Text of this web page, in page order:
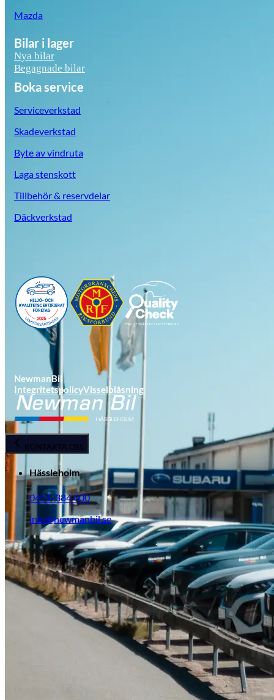
Opel
Serviceverkstad
Mazda
Bilar i lager
Nya bilar
Begagnade bilar
Boka service
Serviceverkstad
Skadeverkstad
Byte av vindruta
Laga stenskott
Tillbehör & reservdelar
Däckverkstad
NewmanBil
IntegritetspolicyVisselblåsning
KONTAKTA OSS
Hässleholm
0451-384 000
info@newmanbil.se